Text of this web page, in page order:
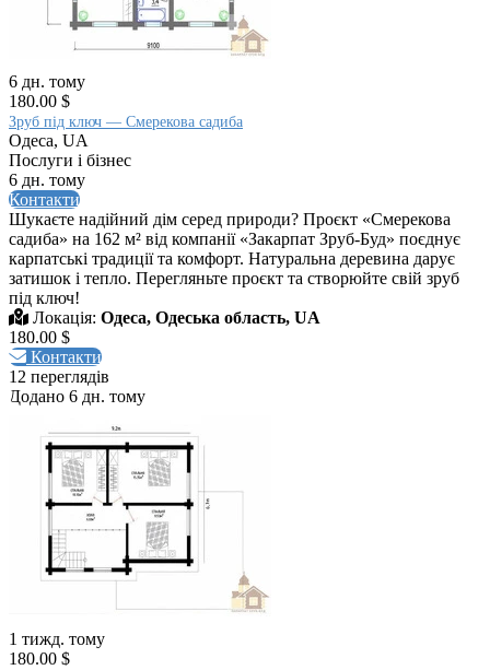
6 дн. тому
180.00 $
Зруб під ключ — Смерекова садиба
Одеса, UA
Послуги і бізнес
6 дн. тому
Контакти
Шукаєте надійний дім серед природи? Проєкт «Смерекова
садиба» на 162 м² від компанії «Закарпат Зруб-Буд» поєднує
карпатські традиції та комфорт. Натуральна деревина дарує
затишок і тепло. Перегляньте проєкт та створюйте свій зруб
під ключ!
Локація: Одеса, Одеська область, UA
180.00 $
Контакти
12 переглядів
Додано 6 дн. тому
1 тижд. тому
180.00 $